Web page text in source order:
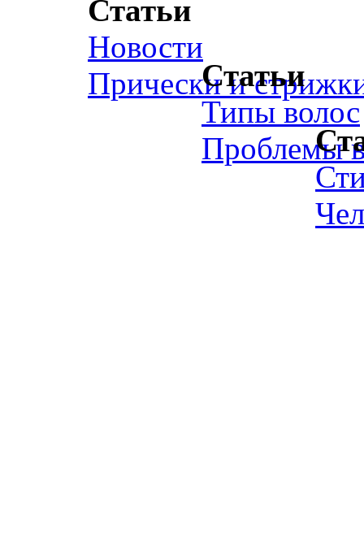
Статьи
Новости
Прически иСтатьи
Типы волос
Проблемы